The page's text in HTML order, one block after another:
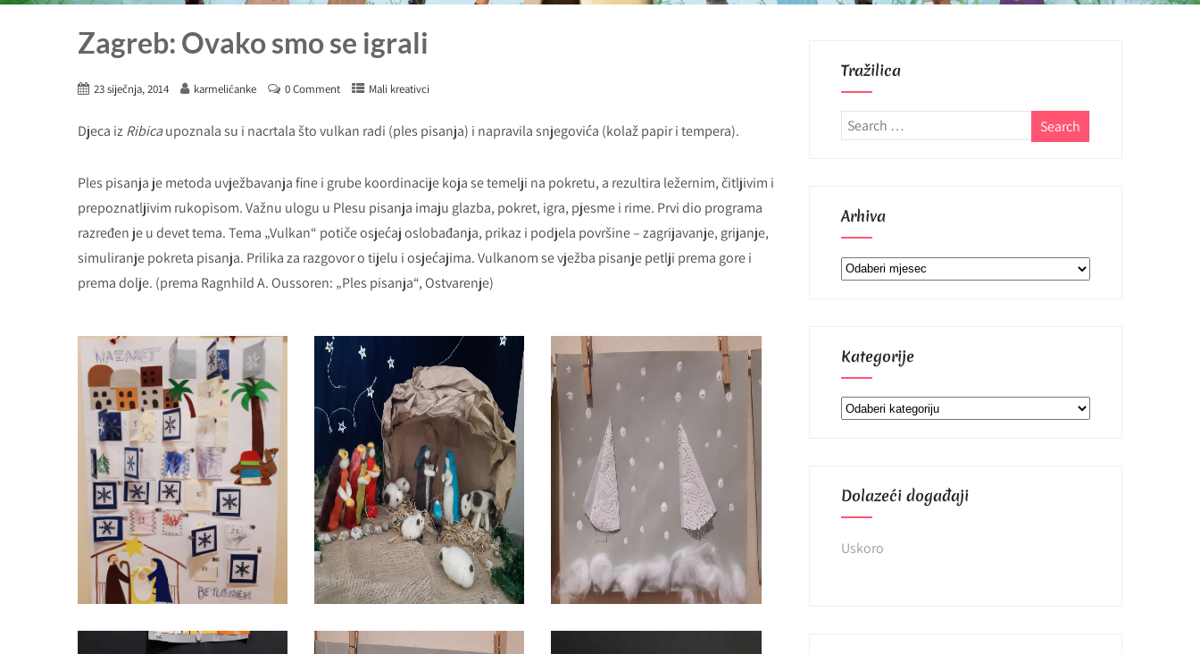
Zagreb: Ovako smo se igrali
23 siječnja, 2014 karmelićanke 0 Comment Mali kreativci
Djeca izRibicaupoznala su i nacrtala što vulkan radi (ples pisanja) i napravila snjegovića (kolaž papir i tempera).
Ples pisanja je metoda uvježbavanja fine i grube koordinacije koja se temelji na pokretu, a rezultira ležernim, čitljivim i
prepoznatljivim rukopisom. Važnu ulogu u Plesu pisanja imaju glazba, pokret, igra, pjesme i rime. Prvi dio programa
razređen je u devet tema. Tema „Vulkan“ potiče osjećaj oslobađanja, prikaz i podjela površine – zagrijavanje, grijanje,
simuliranje pokreta pisanja. Prilika za razgovor o tijelu i osjećajima. Vulkanom se vježba pisanje petlji prema gore i
prema dolje. (prema Ragnhild A. Oussoren: „Ples pisanja“, Ostvarenje)
Tražilica
Arhiva
Arhiva
Kategorije
Kategorije
Dolazeći događaji
Uskoro